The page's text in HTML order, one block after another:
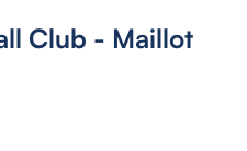
Club - Maillot